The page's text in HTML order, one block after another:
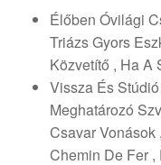
Élőben Óvilági
Triázs Gyors
Közvetítő , Ha A
Vissza És
Meghatározó
Csavar Vonások
Chemin De Fer